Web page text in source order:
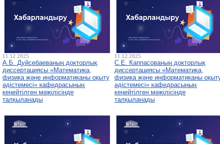
11.12.2025
А.Б. Дуйсебаеваның докторлық
диссертациясы «Математика,
физика және информатиканы оқыту
әдістемесі» кафедрасының
кеңейтілген мәжілісінде
талқыланады
11.12.2025
С.Е. Каппасованың докторлық
диссертациясы «Математика,
физика және информатиканы
әдістемесі» кафедрасының
кеңейтілген мәжілісінде
талқыланады